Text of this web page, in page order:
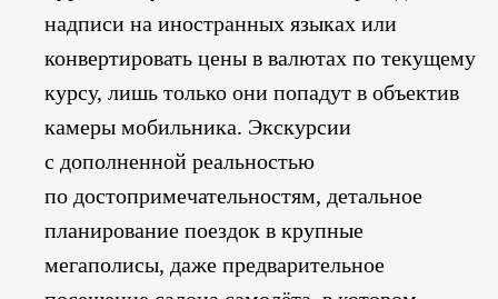
надписи на иностранных языках или
конвертировать цены в валютах по текущему
курсу, лишь только они попадут в объектив
камеры мобильника. Экскурсии
с дополненной реальностью
по достопримечательностям, детальное
планирование поездок в крупные
мегаполисы, даже предварительное